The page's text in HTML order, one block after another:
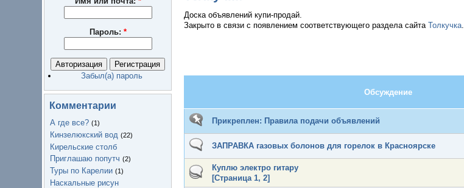
Пароль: *
Забыл(а) пароль
Комментарии
А где все? (1)
Кинзелюкский вод (22)
Кирельские столб
Приглашаю попутч (2)
Туры по Карелии (1)
Наскальные рисун
Доска объявлений купи-продай.
Закрыто в связи с появлением соответствующего раздела сайта Толкучка.
Обсуждение
Прикреплен: Правила подачи объявлений
ЗАПРАВКА газовых болонов для горелок в Красноярске
Куплю электро гитару
[Страница 1, 2]